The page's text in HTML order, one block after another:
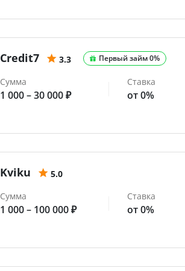
Credit7 3.3 Первый займ 0%
Сумма
1 000 – 30 000 ₽
Ставка
от 0%
Kviku
5.0
Сумма
1 000 – 100 000 ₽
Ставка
от 0%